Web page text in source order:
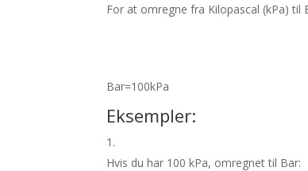
For at omregne fra Kilopascal (kPa) til
Bar=100kPa
Eksempler:
Hvis du har 100 kPa, omregnet til Bar: